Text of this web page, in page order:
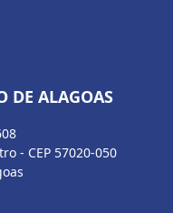
DE ALAGOAS
- CEP 57020-050